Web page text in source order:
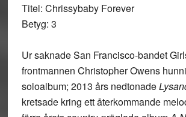
Titel: Chrissybaby Forever
Betyg: 3
Ur saknade San Francisco-bandet
frontmannen Christopher Owens
soloalbum; 2013 års nedtonade
kretsade kring ett återkommande